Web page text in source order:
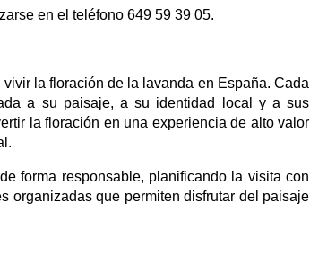
en el teléfono 649 59 39 05.
la floración de la lavanda en España. Cada
a su paisaje, a su identidad local y a sus
la floración en una experiencia de alto valor
forma responsable, planificando la visita con
organizadas que permiten disfrutar del paisaje